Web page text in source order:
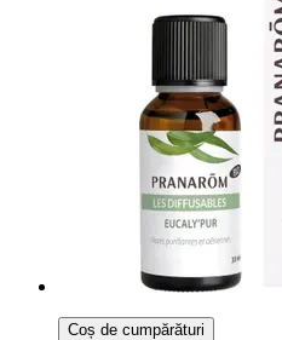
Coș de cumpărături